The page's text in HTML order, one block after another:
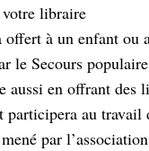
libraire
à un enfant ou
le Secours
aussi en offrant des
participera au travail
par